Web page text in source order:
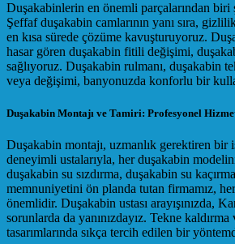
Duşakabinlerin en önemli parçalarından biri
Şeffaf duşakabin camlarının yanı sıra,
en kısa sürede çözüme kavuşturuyoruz.
hasar gören duşakabin fitili değişimi,
sağlıyoruz. Duşakabin rulmanı, duşakabin
veya değişimi, banyonuzda konforlu bir
Duşakabin Montajı ve Tamiri: Profesyonel
Duşakabin montajı, uzmanlık gerektiren bir
deneyimli ustalarıyla, her duşakabin
duşakabin su sızdırma, duşakabin su
memnuniyetini ön planda tutan firmamız,
önemlidir. Duşakabin ustası arayışınızda,
sorunlarda da yanınızdayız. Tekne
tasarımlarında sıkça tercih edilen bir